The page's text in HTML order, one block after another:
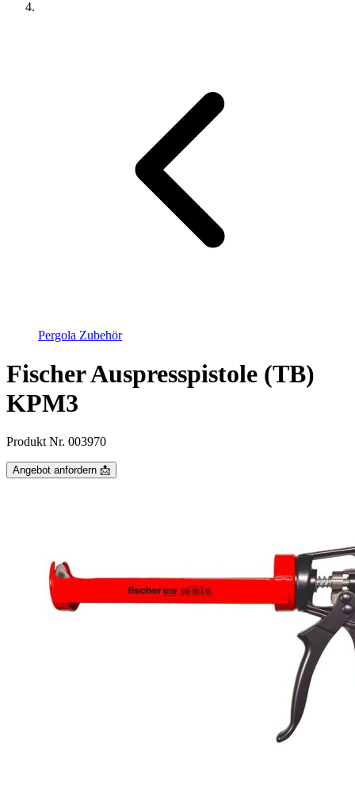
Pergola Zubehör
Fischer Auspresspistole (TB)
KPM3
Produkt Nr. 003970
Angebot anfordern 📩